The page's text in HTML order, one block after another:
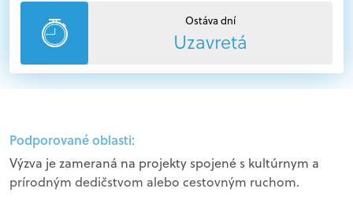
Ostáva dní
Uzavretá
Podporované oblasti:
Výzva je zameraná na projekty spojené s kultúrnym a
prírodným dedičstvom alebo cestovným ruchom.